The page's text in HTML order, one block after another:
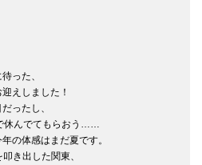
った、
えしました！
ったし、
休んでてもらおう……
の体感はまだ夏です。
き出した関東、